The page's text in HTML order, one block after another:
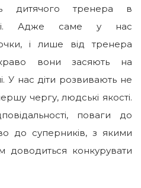
дитячого тренера в
Адже саме у нас
і лише від тренера
вони засяють на
У нас діти розвивають не
чергу, людські якості.
поваги до
до суперників, з якими
конкурувати